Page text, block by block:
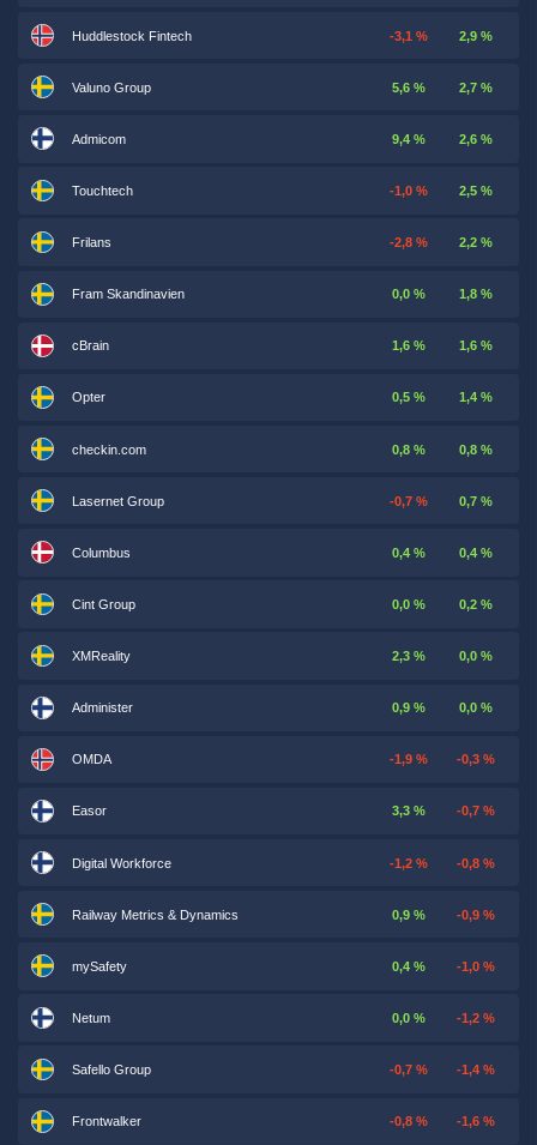
Huddlestock Fintech -3,1 % 2,9 %
Valuno Group 5,6 % 2,7 %
Admicom 9,4 % 2,6 %
Touchtech -1,0 % 2,5 %
Frilans -2,8 % 2,2 %
Fram Skandinavien 0,0 % 1,8 %
cBrain 1,6 % 1,6 %
Opter 0,5 % 1,4 %
checkin.com 0,8 % 0,8 %
Lasernet Group -0,7 % 0,7 %
Columbus 0,4 % 0,4 %
Cint Group 0,0 % 0,2 %
XMReality 2,3 % 0,0 %
Administer 0,9 % 0,0 %
OMDA -1,9 % -0,3 %
Easor 3,3 % -0,7 %
Digital Workforce -1,2 % -0,8 %
Railway Metrics & Dynamics 0,9 % -0,9 %
mySafety 0,4 % -1,0 %
Netum 0,0 % -1,2 %
Safello Group -0,7 % -1,4 %
Frontwalker -0,8 % -1,6 %